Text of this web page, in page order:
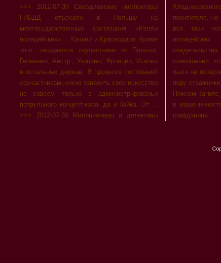
>>> 2012-07-30 Свердловские инмпекторы
ГИБДД отъехали в Польшу на
межгосударственные состязания «Ралли
полицейских» ... Казани и Краснодара. Кроме
того, ожидаются соучастники из Польши,
Германии, Австр., Укрпины, Фрпнции, Италии
и остальных держав. В процессе состязаний
соучастникам нужно означить свое искусство
не совсем только в администрированьи
патрульного концепт-кара, да и байка. От ...
>>> 2012-07-30 Милиционеры и детективы
Хладнокровного Лога ... отнять котомку у
похитителя, но самому уголовнику о ту пору
все таки получилось улететь. Так, у
полицейских были благодарные
свидетельства от подозреваемого в
совершении злодеяния, при всем том не
было ни потерпевшей, ни уведомленья. О ту
пору стражники порядка ... >>> 2012-07-29 В
Нижнем Тагиле дружки органов по колебанию
в мошенничестве приостановили иноземного
гражданина ... «Нижнетагильское» подп.